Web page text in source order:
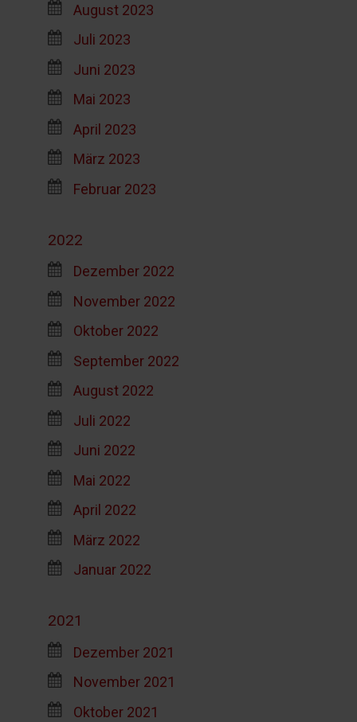
August 2023
Juli 2023
Juni 2023
Mai 2023
April 2023
März 2023
Februar 2023
2022
Dezember 2022
November 2022
Oktober 2022
September 2022
August 2022
Juli 2022
Juni 2022
Mai 2022
April 2022
März 2022
Januar 2022
2021
Dezember 2021
November 2021
Oktober 2021